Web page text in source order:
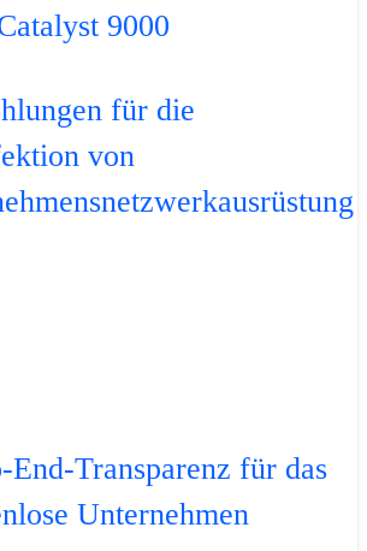
9000
für die
von
End-Transparenz für das
Unternehmen